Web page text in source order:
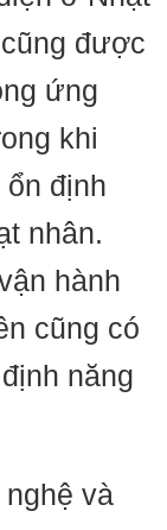
được
ứng
khi
định
nhân.
hành
cũng có
năng
và